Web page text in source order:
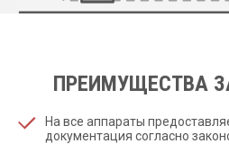
ПРЕИМУЩЕСТВА
На все аппараты
документация согласно